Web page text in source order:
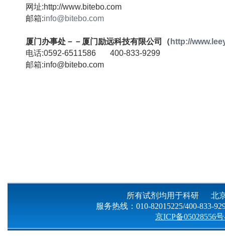
网址:http://www.bitebo.com
邮箱:info@bitebo.com
厦门办事处－－厦门励远科技有限公司（ http://
电话:0592-6511586 400-833-9299
邮箱:info@bitebo.com
所有试剂均用于科研 北
服务热线：010-82015225/400-833-
京ICP备05028556